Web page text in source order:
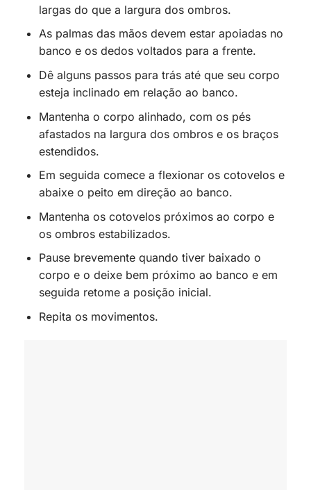
largas do que a largura dos ombros.
As palmas das mãos devem estar apoiadas no
banco e os dedos voltados para a frente.
Dê alguns passos para trás até que seu corpo
esteja inclinado em relação ao banco.
Mantenha o corpo alinhado, com os pés
afastados na largura dos ombros e os braços
estendidos.
Em seguida comece a flexionar os cotovelos e
abaixe o peito em direção ao banco.
Mantenha os cotovelos próximos ao corpo e
os ombros estabilizados.
Pause brevemente quando tiver baixado o
corpo e o deixe bem próximo ao banco e em
seguida retome a posição inicial.
Repita os movimentos.